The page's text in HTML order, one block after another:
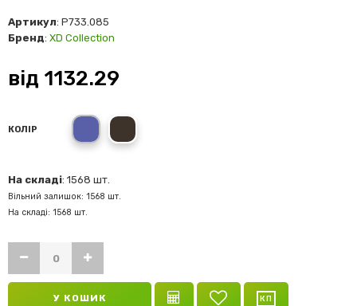
Артикул: P733.085
Бренд: XD Collection
від 1132.29
КОЛІР
blue black
На складі: 1568 шт.
Вільний залишок: 1568 шт.
На складі: 1568 шт.
У КОШИК